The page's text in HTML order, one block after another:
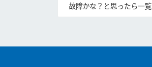
故障かな？と思ったら一覧